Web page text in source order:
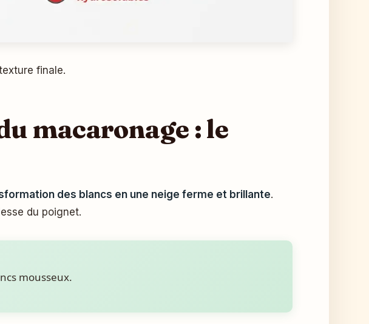
finale.
macaronage : le
des blancs en une neige ferme et brillante.
du poignet.
mousseux.